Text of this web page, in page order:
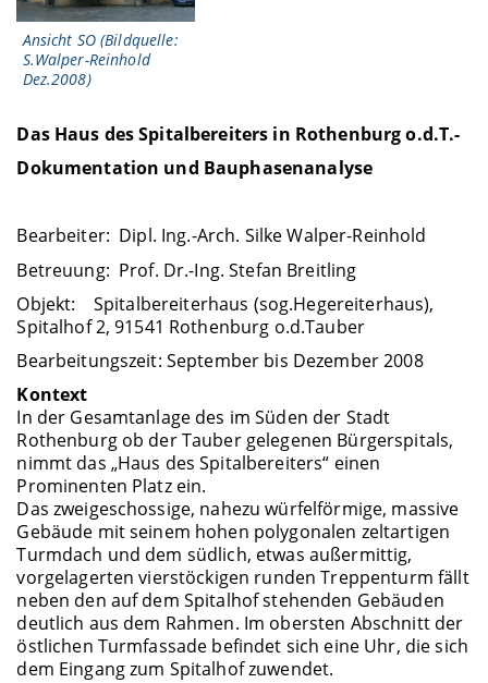
Ansicht SO (Bildquelle:
S.Walper-Reinhold
Dez.2008)
Das Haus des Spitalbereiters in Rothenburg o.d.T.-
Dokumentation und Bauphasenanalyse
Bearbeiter: Dipl. Ing.-Arch. Silke Walper-Reinhold
Betreuung: Prof. Dr.-Ing. Stefan Breitling
Objekt: Spitalbereiterhaus (sog.Hegereiterhaus),
Spitalhof 2, 91541 Rothenburg o.d.Tauber
Bearbeitungszeit: September bis Dezember 2008
Kontext
In der Gesamtanlage des im Süden der Stadt
Rothenburg ob der Tauber gelegenen Bürgerspitals,
nimmt das „Haus des Spitalbereiters“ einen
Prominenten Platz ein.
Das zweigeschossige, nahezu würfelförmige, massive
Gebäude mit seinem hohen polygonalen zeltartigen
Turmdach und dem südlich, etwas außermittig,
vorgelagerten vierstöckigen runden Treppenturm fällt
neben den auf dem Spitalhof stehenden Gebäuden
deutlich aus dem Rahmen. Im obersten Abschnitt der
östlichen Turmfassade befindet sich eine Uhr, die sich
dem Eingang zum Spitalhof zuwendet.